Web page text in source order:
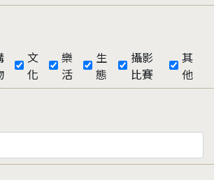
文
化
樂
活
生
態
攝影
比賽
其
他